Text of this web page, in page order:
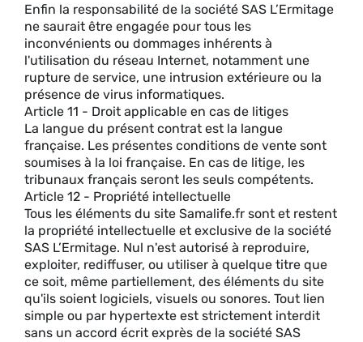
Enfin la responsabilité de la société SAS L’Ermitage
ne saurait être engagée pour tous les
inconvénients ou dommages inhérents à
l'utilisation du réseau Internet, notamment une
rupture de service, une intrusion extérieure ou la
présence de virus informatiques.
Article 11 - Droit applicable en cas de litiges
La langue du présent contrat est la langue
française. Les présentes conditions de vente sont
soumises à la loi française. En cas de litige, les
tribunaux français seront les seuls compétents.
Article 12 - Propriété intellectuelle
Tous les éléments du site Samalife.fr sont et restent
la propriété intellectuelle et exclusive de la société
SAS L’Ermitage. Nul n'est autorisé à reproduire,
exploiter, rediffuser, ou utiliser à quelque titre que
ce soit, même partiellement, des éléments du site
qu'ils soient logiciels, visuels ou sonores. Tout lien
simple ou par hypertexte est strictement interdit
sans un accord écrit exprès de la société SAS